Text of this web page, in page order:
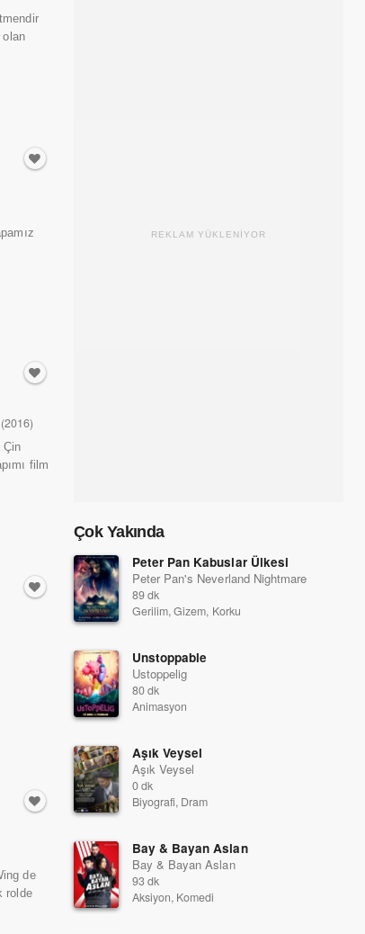
olan
(2016)
Çin
film
de
rolde
REKLAM YÜKLENİYOR
Çok Yakında
Peter Pan Kabuslar Ülkesi
Peter Pan's Neverland Nightmare
89 dk
Gerilim, Gizem, Korku
Unstoppable
Ustoppelig
80 dk
Animasyon
Aşık Veysel
Aşık Veysel
0 dk
Biyografi, Dram
Bay & Bayan Aslan
Bay & Bayan Aslan
93 dk
Aksiyon, Komedi